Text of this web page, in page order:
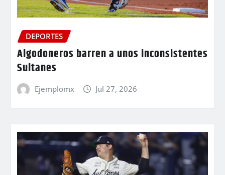
DEPORTES
Algodoneros barren a unos inconsistentes
Sultanes
Ejemplomx Jul 27, 2026